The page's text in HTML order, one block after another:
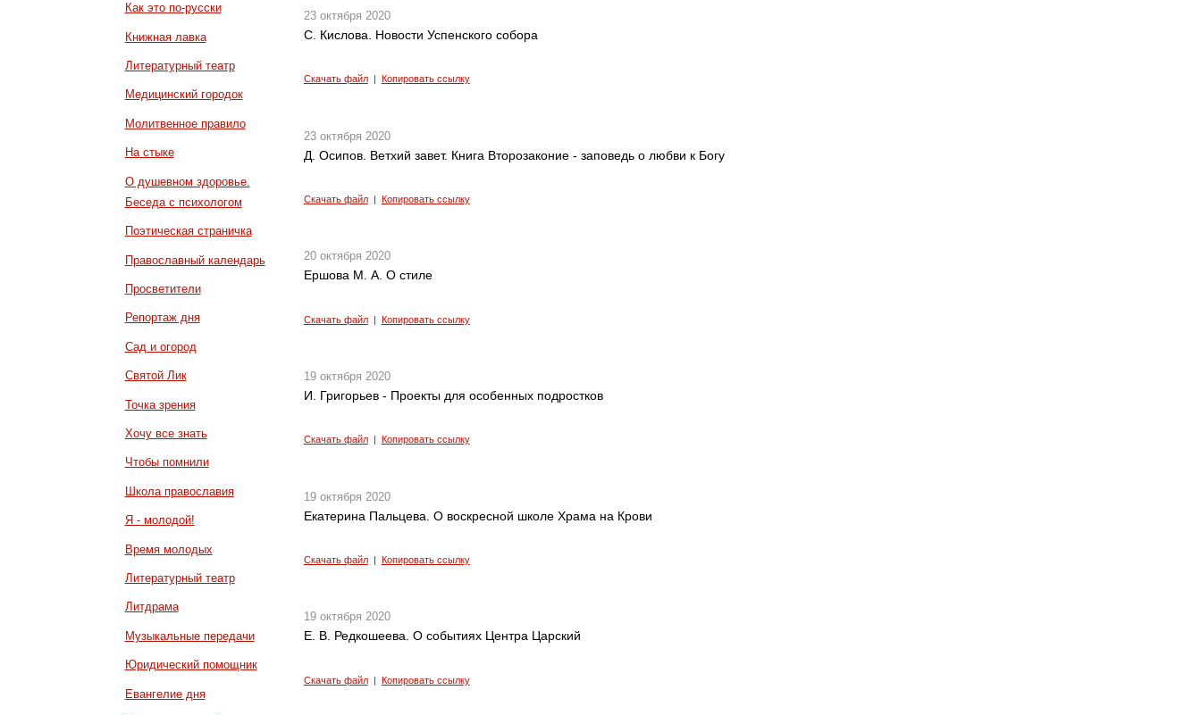
Как это по-русски
Книжная лавка
Литературный театр
Медицинский городок
Молитвенное правило
На стыке
О душевном здоровье.
Беседа с психологом
Поэтическая страничка
Православный календарь
Просветители
Репортаж дня
Сад и огород
Святой Лик
Точка зрения
Хочу все знать
Чтобы помнили
Школа православия
Я - молодой!
Время молодых
Литературный театр
Литдрама
Музыкальные передачи
Юридический помощник
Евангелие дня
23 октября 2020
С. Кислова. Новости Успенского собора
Скачать файл| Копировать ссылку
23 октября 2020
Д. Осипов. Ветхий завет. Книга Второзаконие - заповедь о любви к Богу
Скачать файл| Копировать ссылку
20 октября 2020
Ершова М. А. О стиле
Скачать файл| Копировать ссылку
19 октября 2020
И. Григорьев - Проекты для особенных подростков
Скачать файл| Копировать ссылку
19 октября 2020
Екатерина Пальцева. О воскресной школе Храма на Крови
Скачать файл| Копировать ссылку
19 октября 2020
Е. В. Редкошеева. О событиях Центра Царский
Скачать файл| Копировать ссылку